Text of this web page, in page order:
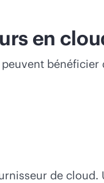
en
bénéficier
de